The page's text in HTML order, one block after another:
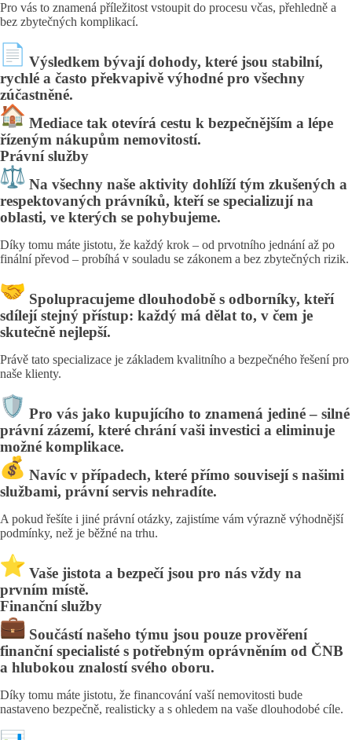
Pro vás to znamená příležitost vstoupit do procesu včas, přehledně a
bez zbytečných komplikací.
Výsledkem bývají dohody, které jsou stabilní,
rychlé a často překvapivě výhodné pro všechny
zúčastněné.
Mediace tak otevírá cestu k bezpečnějším a lépe
řízeným nákupům nemovitostí.
Právní služby
Na všechny naše aktivity dohlíží tým zkušených a
respektovaných právníků, kteří se specializují na
oblasti, ve kterých se pohybujeme.
Díky tomu máte jistotu, že každý krok – od prvotního jednání až po
finální převod – probíhá v souladu se zákonem a bez zbytečných rizik.
Spolupracujeme dlouhodobě s odborníky, kteří
sdílejí stejný přístup: každý má dělat to, v čem je
skutečně nejlepší.
Právě tato specializace je základem kvalitního a bezpečného řešení pro
naše klienty.
Pro vás jako kupujícího to znamená jediné – silné
právní zázemí, které chrání vaši investici a eliminuje
možné komplikace.
Navíc v případech, které přímo souvisejí s našimi
službami, právní servis nehradíte.
A pokud řešíte i jiné právní otázky, zajistíme vám výrazně výhodnější
podmínky, než je běžné na trhu.
Vaše jistota a bezpečí jsou pro nás vždy na
prvním místě.
Finanční služby
Součástí našeho týmu jsou pouze prověření
finanční specialisté s potřebným oprávněním od ČNB
a hlubokou znalostí svého oboru.
Díky tomu máte jistotu, že financování vaší nemovitosti bude
nastaveno bezpečně, realisticky a s ohledem na vaše dlouhodobé cíle.